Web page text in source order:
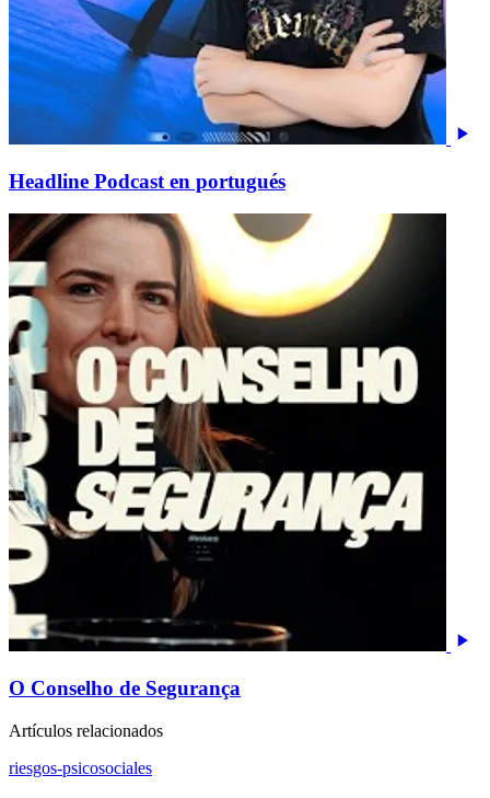
Headline Podcast en portugués
O Conselho de Segurança
Artículos relacionados
riesgos-psicosociales